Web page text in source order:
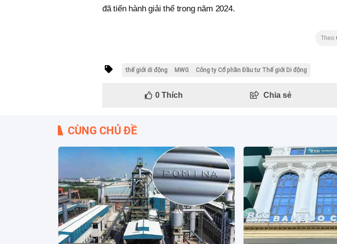
đã tiến hành giải thể trong năm 2024.
Theo
thế giới di động MWG Công ty Cổ phần Đầu tư Thế giới Di động
0Thích Chia sẻ
CÙNG CHỦ ĐỀ